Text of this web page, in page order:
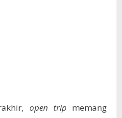
open trip memang